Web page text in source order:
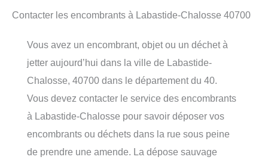
Contacter les encombrants à Labastide-Chalosse 40700
Vous avez un encombrant, objet ou un déchet à
jetter aujourd’hui dans la ville de Labastide-
Chalosse, 40700 dans le département du 40.
Vous devez contacter le service des encombrants
à Labastide-Chalosse pour savoir déposer vos
encombrants ou déchets dans la rue sous peine
de prendre une amende. La dépose sauvage